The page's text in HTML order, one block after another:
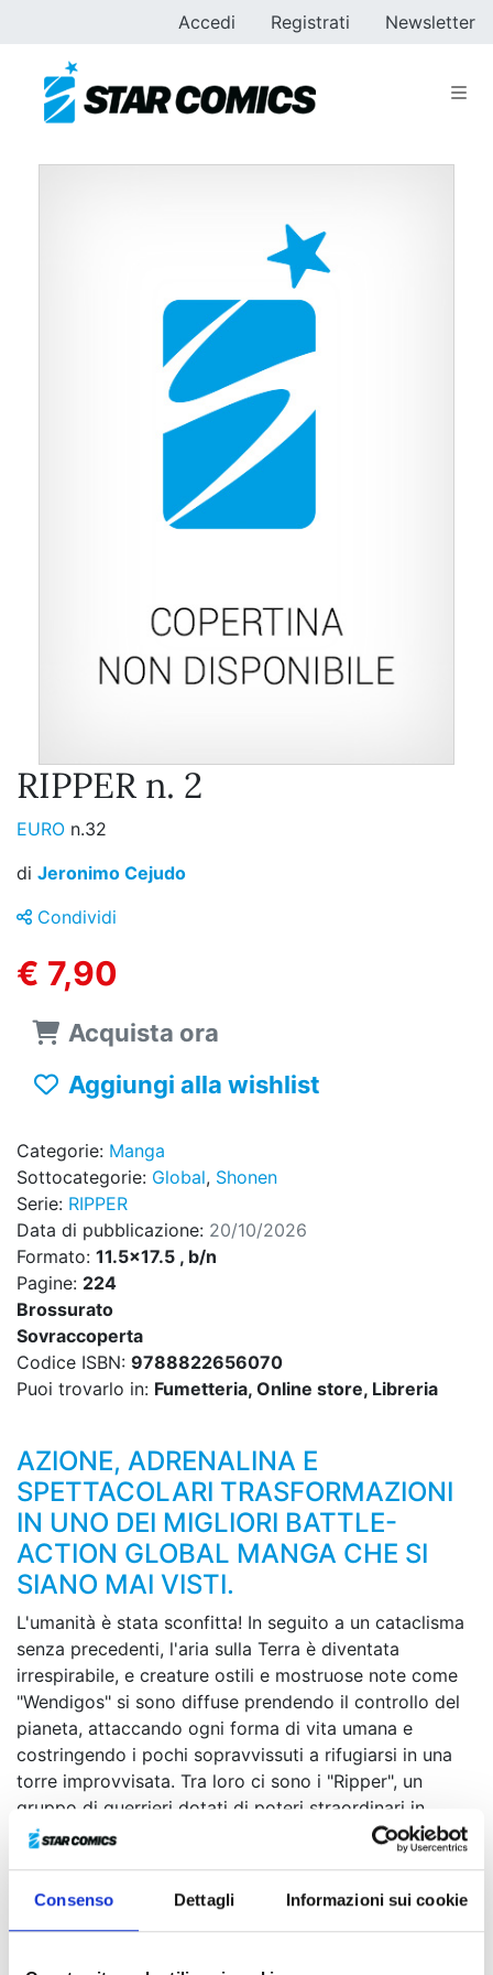
Consenso Dettagli Informazioni sui cookie
Accedi Registrati Newsletter
RIPPER n. 2
EURO n.32
di Jeronimo Cejudo
Condividi
€ 7,90
Acquista ora
Aggiungi alla wishlist
Categorie: Manga
Sottocategorie: Global, Shonen
Serie: RIPPER
Data di pubblicazione: 20/10/2026
Formato: 11.5x17.5 , b/n
Pagine: 224
Brossurato
Sovraccoperta
Codice ISBN: 9788822656070
Puoi trovarlo in: Fumetteria, Online store, Libreria
AZIONE, ADRENALINA E
SPETTACOLARI TRASFORMAZIONI
IN UNO DEI MIGLIORI BATTLE-
ACTION GLOBAL MANGA CHE SI
SIANO MAI VISTI.
L'umanità è stata sconfitta! In seguito a un cataclisma
senza precedenti, l'aria sulla Terra è diventata
irrespirabile, e creature ostili e mostruose note come
"Wendigos" si sono diffuse prendendo il controllo del
pianeta, attaccando ogni forma di vita umana e
costringendo i pochi sopravvissuti a rifugiarsi in una
torre improvvisata. Tra loro ci sono i "Ripper", un
gruppo di guerrieri dotati di poteri straordinari in
grado di fronteggiare i Wendigos. Durante una
missione di ricognizione, una unità di Ripper si imbatte
forza sovrumana che sembra essersi adattato al nuovo
strana maschera dalla provenienza misteriosa…